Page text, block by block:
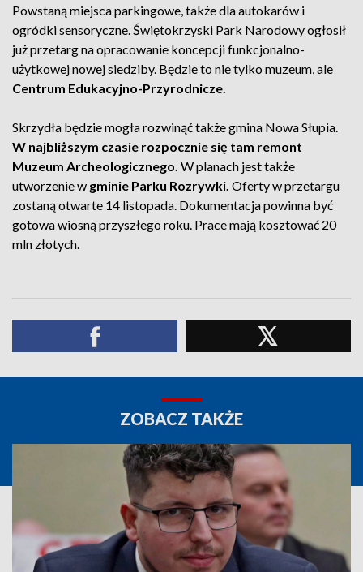
Powstaną miejsca parkingowe, także dla autokarów i
ogródki sensoryczne. Świętokrzyski Park Narodowy ogłosił
już przetarg na opracowanie koncepcji funkcjonalno-
użytkowej nowej siedziby. Będzie to nie tylko muzeum, ale
Centrum Edukacyjno-Przyrodnicze.
Skrzydła będzie mogła rozwinąć także gmina Nowa Słupia.
W najbliższym czasie rozpocznie się tam remont
Muzeum Archeologicznego. W planach jest także
utworzenie w gminie Parku Rozrywki. Oferty w przetargu
zostaną otwarte 14 listopada. Dokumentacja powinna być
gotowa wiosną przyszłego roku. Prace mają kosztować 20
mln złotych.
ZOBACZ TAKŻE